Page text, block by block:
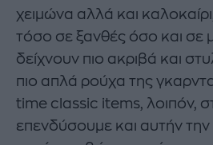
χειμώνα αλλά και
τόσο σε ξανθές όσο και σε
δείχνουν πιο ακριβά και
πιο απλά ρούχα της
time classic items, λοιπόν,
επενδύσουμε και αυτήν